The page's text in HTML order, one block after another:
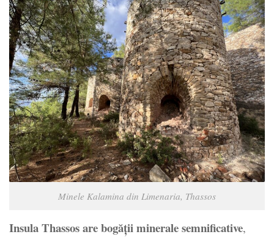
Minele Kalamina din Limenaria, Thassos
Insula Thassos are bogății minerale semnificative,